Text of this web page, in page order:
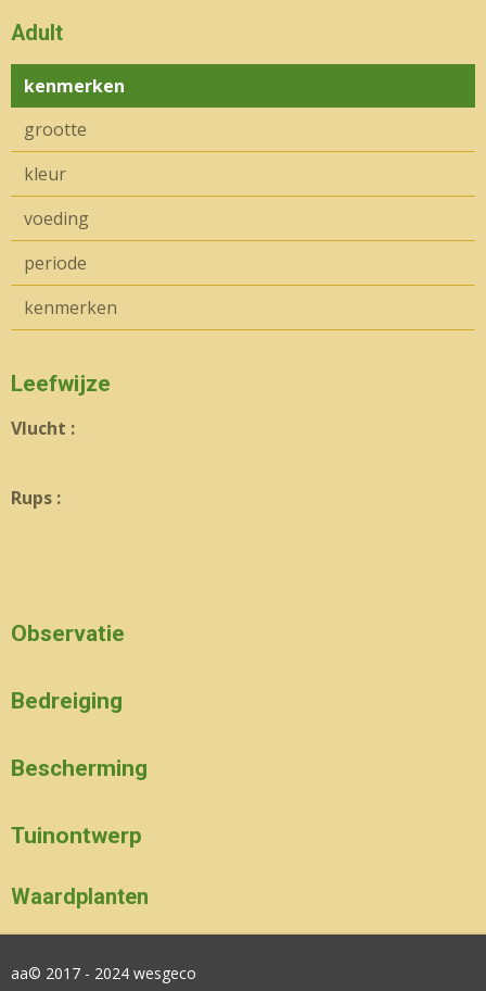
Adult
kenmerken
grootte
kleur
voeding
periode
kenmerken
Leefwijze
Vlucht :
Rups :
Observatie
Bedreiging
Bescherming
Tuinontwerp
Waardplanten
aa© 2017 - 2024 wesgeco